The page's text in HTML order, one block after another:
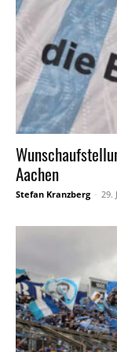
Aachen
Stefan Kranzberg - 29.